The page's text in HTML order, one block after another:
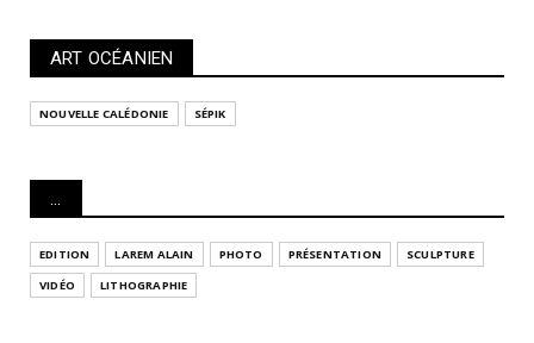
ART OCÉANIEN
NOUVELLE CALÉDONIE SÉPIK
...
EDITION LAREM ALAIN PHOTO PRÉSENTATION
SCULPTURE
VIDÉO
LITHOGRAPHIE